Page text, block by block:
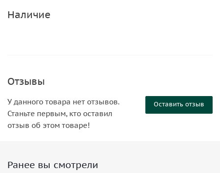
Наличие
Отзывы
Оставить отзыв
У данного товара нет отзывов.
Станьте первым, кто оставил
отзыв об этом товаре!
Ранее вы смотрели